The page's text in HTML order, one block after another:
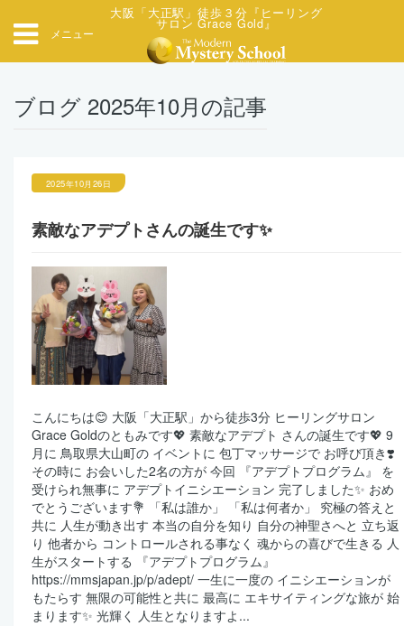
メニュー
大阪「大正駅」徒歩３分『ヒーリング
サロン Grace Gold』
ブログ 2025年10月の記事
2025年10月26日
素敵なアデプトさんの誕生です✨
こんにちは😊 大阪「大正駅」から徒歩3分 ヒーリングサロン
Grace Goldのともみです💖 素敵なアデプト さんの誕生です💖 9
月に 鳥取県大山町の イベントに 包丁マッサージで お呼び頂き❣️
その時に お会いした2名の方が 今回 『アデプトプログラム』 を
受けられ無事に アデプトイニシエーション 完了しました✨ おめ
でとうございます💐 「私は誰か」 「私は何者か」 究極の答えと
共に 人生が動き出す 本当の自分を知り 自分の神聖さへと 立ち返
り 他者から コントロールされる事なく 魂からの喜びで生きる 人
生がスタートする 『アデプトプログラム』
https://mmsjapan.jp/p/adept/ 一生に一度の イニシエーションが
もたらす 無限の可能性と共に 最高に エキサイティングな旅が 始
まります✨ 光輝く 人生となりますよ...